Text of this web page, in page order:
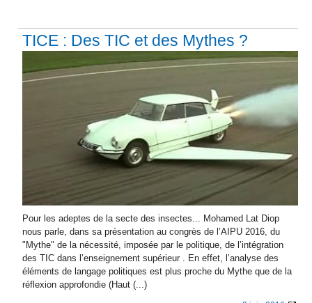
TICE : Des TIC et des Mythes ?
Pour les adeptes de la secte des insectes... Mohamed Lat Diop
nous parle, dans sa présentation au congrès de l’AIPU 2016, du
"Mythe" de la nécessité, imposée par le politique, de l’intégration
des TIC dans l’enseignement supérieur . En effet, l’analyse des
éléments de langage politiques est plus proche du Mythe que de la
réflexion approfondie (Haut (...)